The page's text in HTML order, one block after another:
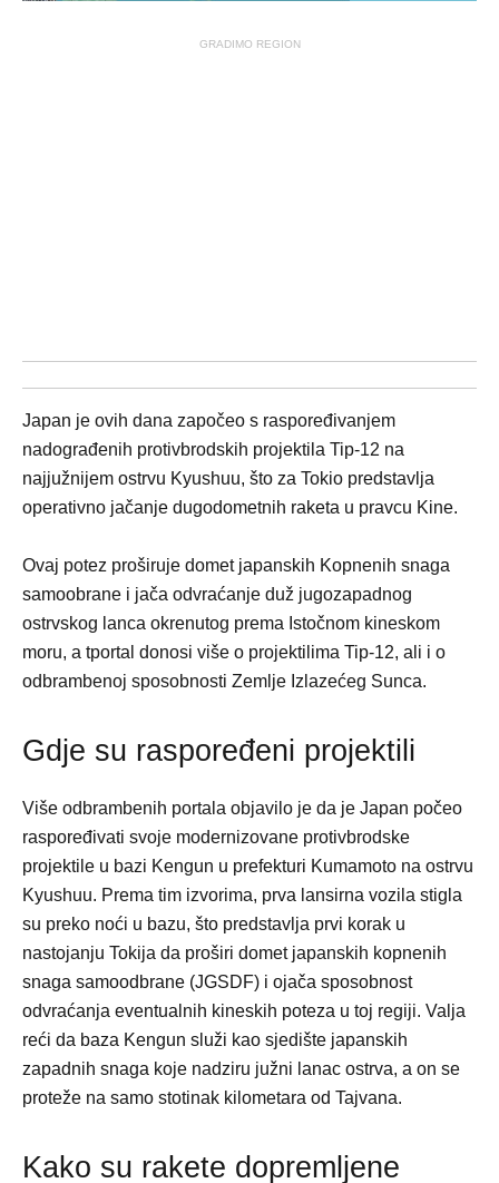
GRADIMO REGION
Japan je ovih dana započeo s raspoređivanjem
nadograđenih protivbrodskih projektila Tip-12 na
najjužnijem ostrvu Kyushuu, što za Tokio predstavlja
operativno jačanje dugodometnih raketa u pravcu Kine.
Ovaj potez proširuje domet japanskih Kopnenih snaga
samoobrane i jača odvraćanje duž jugozapadnog
ostrvskog lanca okrenutog prema Istočnom kineskom
moru, a tportal donosi više o projektilima Tip-12, ali i o
odbrambenoj sposobnosti Zemlje Izlazećeg Sunca.
Gdje su raspoređeni projektili
Više odbrambenih portala objavilo je da je Japan počeo
raspoređivati svoje modernizovane protivbrodske
projektile u bazi Kengun u prefekturi Kumamoto na ostrvu
Kyushuu. Prema tim izvorima, prva lansirna vozila stigla
su preko noći u bazu, što predstavlja prvi korak u
nastojanju Tokija da proširi domet japanskih kopnenih
snaga samoodbrane (JGSDF) i ojača sposobnost
odvraćanja eventualnih kineskih poteza u toj regiji. Valja
reći da baza Kengun služi kao sjedište japanskih
zapadnih snaga koje nadziru južni lanac ostrva, a on se
proteže na samo stotinak kilometara od Tajvana.
Kako su rakete dopremljene